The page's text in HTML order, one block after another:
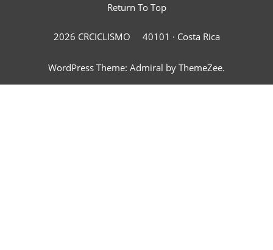
Return To Top
2026 CRCICLISMO 40101 · Costa Rica
WordPress Theme: Admiral by ThemeZee.